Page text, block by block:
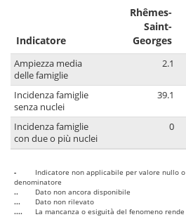
Indicatore
Rhêmes-
Saint-
Georges
Ampiezza media
delle famiglie
2.1
Incidenza famiglie
senza nuclei
39.1
Incidenza famiglie
con due o più nuclei
0
-
Indicatore non applicabile per valore nullo
denominatore
..
Dato non ancora disponibile
...
Dato non rilevato
....
La mancanza o esiguità del fenomeno